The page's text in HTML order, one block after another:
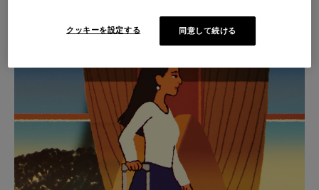
IS
PLAYED,
PLEASE
PRESS
TO
IS
MUTED,
PLEASE
PRESS
TO
厳選されたギフトセレクション
あらゆる旅に寄り添う究極の
パートナーを見つけましょう
クッキーを設定する 同意して続ける